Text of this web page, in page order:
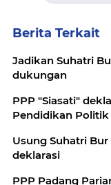
Berita Terkait
Jadikan Suhatri
dukungan
PPP "Siasati"
Pendidikan Politik
Usung Suhatri
deklarasi
PPP Padang